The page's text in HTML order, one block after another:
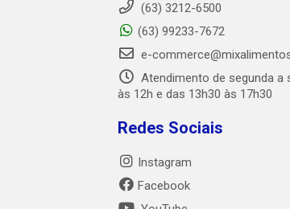
(63) 3212-6500
(63) 99233-7672
e-
Atendimento de segunda a
às 12h e das 13h30 às 17h30
Redes Sociais
Instagram
Facebook